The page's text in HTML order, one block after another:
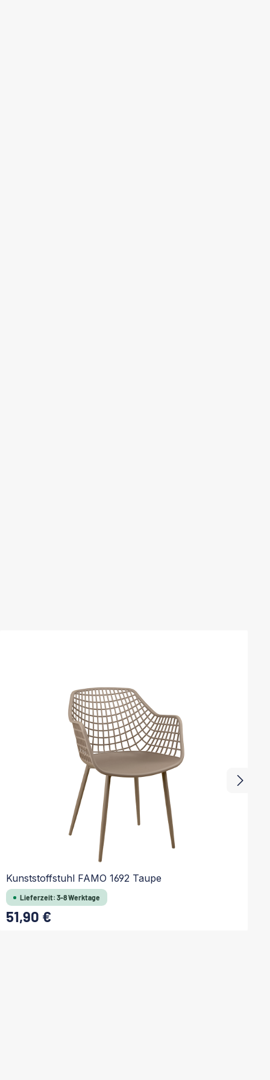
Kunststoffstuhl FAMO 1692 Taupe
Lieferzeit: 3-8 Werktage
Regulärer Preis:
51,90 €